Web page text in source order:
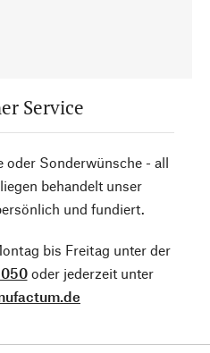
Service
oder Sonderwünsche - all
behandelt unser
und fundiert.
bis Freitag unter der
oder jederzeit unter